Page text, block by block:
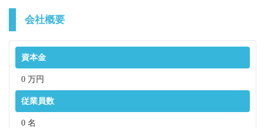
会社概要
資本金
0 万円
従業員数
0 名